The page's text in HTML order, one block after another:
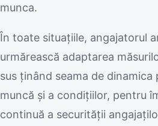
munca.
În toate situațiile, angajatorul
urmărească adaptarea
sus ţinând seama de dinamica
muncă și a condiţiilor, pentru
continuă a securității